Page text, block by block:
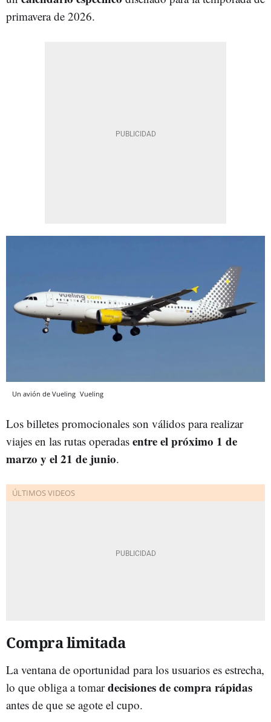
primavera de 2026.
Un avión de Vueling Vueling
Los billetes promocionales son válidos para realizar
viajes en las rutas operadas entre el próximo 1 de
marzo y el 21 de junio.
Compra limitada
La ventana de oportunidad para los usuarios es estrecha,
lo que obliga a tomardecisiones de compra rápidas
antes de que se agote el cupo.